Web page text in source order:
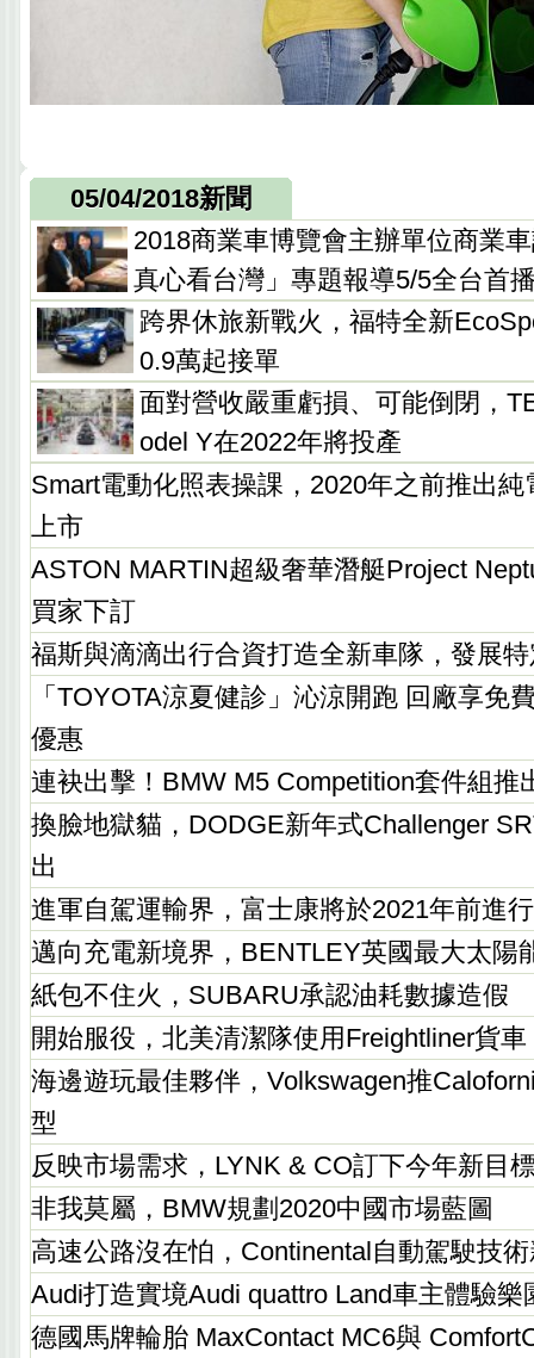
05/04/2018新聞
2018商業車博覽會主辦單位商業
真心看台灣」專題報導5/5全台首
跨界休旅新戰火，福特全新
0.9萬起接單
面對營收嚴重虧損、可能倒閉，
odel Y在2022年將投產
Smart電動化照表操課，2020年之前推出
上市
ASTON MARTIN超級奢華潛艇Project
買家下訂
福斯與滴滴出行合資打造全新車隊，發展
「TOYOTA涼夏健診」沁涼開跑 回廠享免
優惠
連袂出擊！BMW M5 Competition套件組推
換臉地獄貓，DODGE新年式Challenger
出
進軍自駕運輸界，富士康將於2021年前進
邁向充電新境界，BENTLEY英國最大太陽
紙包不住火，SUBARU承認油耗數據造假
開始服役，北美清潔隊使用Freightliner貨車
海邊遊玩最佳夥伴，Volkswagen推
型
反映市場需求，LYNK & CO訂下今年新目
非我莫屬，BMW規劃2020中國市場藍圖
高速公路沒在怕，Continental自動駕駛技
Audi打造實境Audi quattro Land車主體驗樂
德國馬牌輪胎 MaxContact MC6與